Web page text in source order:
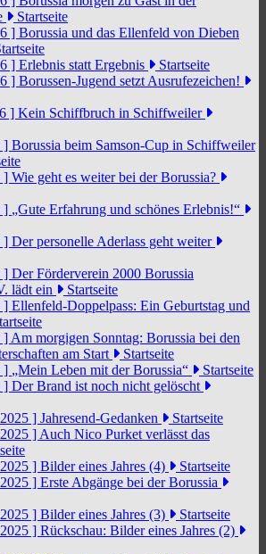
Startseite
] Borussia und das Ellenfeld von Dieben
] Erlebnis statt Ergebnis
Startseite
] Borussen-Jugend setzt Ausrufezeichen!
] Kein Schiffbruch in Schiffweiler
] Borussia beim Samson-Cup in Schiffweiler
] Wie geht es weiter bei der Borussia?
] „Gute Erfahrung und schönes Erlebnis!“
] Der personelle Aderlass geht weiter
] Der Förderverein 2000 Borussia
lädt ein
Startseite
] Ellenfeld-Doppelpass: Ein Geburtstag und
] Am morgigen Sonntag: Borussia bei den
am Start
Startseite
] „Mein Leben mit der Borussia“
Startseite
] Der Brand ist noch nicht gelöscht
] Jahresend-Gedanken
Startseite
] Auch Nico Purket verlässt das
] Bilder eines Jahres (4)
Startseite
] Erste Abgänge bei der Borussia
] Bilder eines Jahres (3)
Startseite
] Rückschau: Bilder eines Jahres (2)